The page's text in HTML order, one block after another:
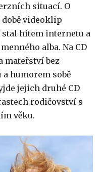
situací. O
videoklip
hitem internetu a
alba. Na CD
mateřství bez
humorem sobě
jejich druhé CD
rodičovství s
věku.